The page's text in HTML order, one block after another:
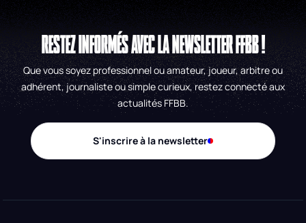
RESTEZ INFORMÉS AVEC LA NEWSLETTER FFBB !
Que vous soyez professionnel ou amateur, joueur, arbitre ou
adhérent, journaliste ou simple curieux, restez connecté aux
actualités FFBB.
S'inscrire à la newsletter